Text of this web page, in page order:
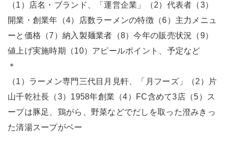
（1）店名・ブランド、「運営企業」（2）代表者（3）
開業・創業年（4）店数ラーメンの特徴（6）主力メニュ
ーと価格（7）納入製麺業者（8）今年の販売状況（9）
値上げ実施時期（10）アピールポイント、予定など
＊
（1）ラーメン専門三代目月見軒、「月フーズ」（2）片
山千乾社長（3）1958年創業（4）FC含めて3店（5）ス
ープは豚足、鶏がら、野菜などでだしを取った澄みきっ
た清湯スープがベー